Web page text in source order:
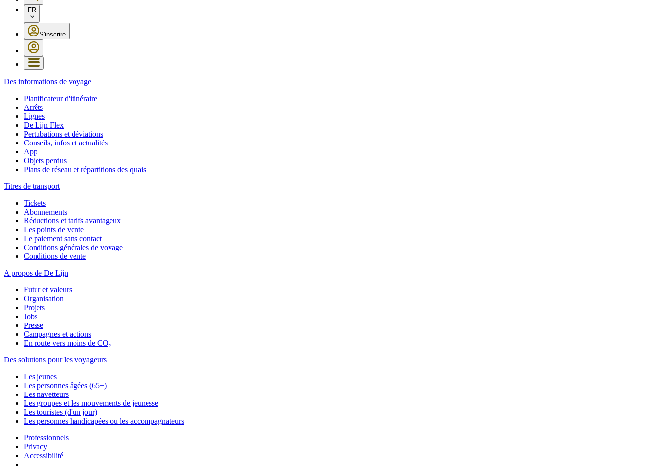
FR
S'inscrire
Des informations de voyage
Planificateur d'itinéraire
Arrêts
Lignes
De Lijn Flex
Pertubations et déviations
Conseils, infos et actualités
App
Objets perdus
Plans de réseau et répartitions des quais
Titres de transport
Tickets
Abonnements
Réductions et tarifs avantageux
Les points de vente
Le paiement sans contact
Conditions générales de voyage
Conditions de vente
A propos de De Lijn
Futur et valeurs
Organisation
Projets
Jobs
Presse
Campagnes et actions
En route vers moins de CO₂
Des solutions pour les voyageurs
Les jeunes
Les personnes âgées (65+)
Les navetteurs
Les groupes et les mouvements de jeunesse
Les touristes (d'un jour)
Les personnes handicapées ou les accompagnateurs
Professionnels
Privacy
Accessibilité